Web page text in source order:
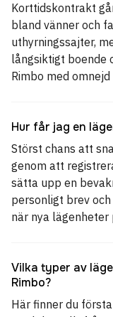
Korttidskontrakt
bland vänner och
uthyrningssajter,
långsiktigt boende
Rimbo med
Hur får jag en
Störst chans att
genom att
sätta upp en
personligt brev
när nya lägenheter
Vilka typer av
Rimbo?
Här finner du